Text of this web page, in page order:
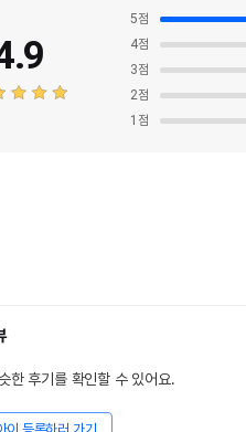
5점
4점
3점
2점
1 점
한 후기를 확인할 수 있어요.